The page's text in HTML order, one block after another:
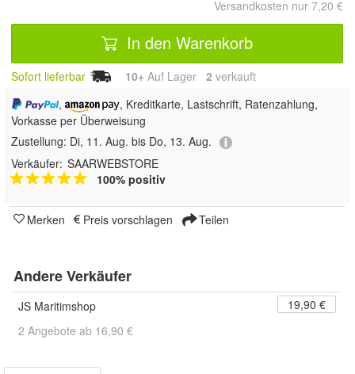
Versandkosten nur 7,20 €
In den Warenkorb
Sofort lieferbar 10+ Auf Lager 2 verkauft
,
, Kreditkarte, Lastschrift, Ratenzahlung,
Vorkasse per Überweisung
Zustellung: Di, 11. Aug. bis Do, 13. Aug.
Verkäufer: SAARWEBSTORE
100% positiv
Merken Preis vorschlagen Teilen
Andere Verkäufer
JS Maritimshop
19,90 €
2 Angebote ab 16,90 €